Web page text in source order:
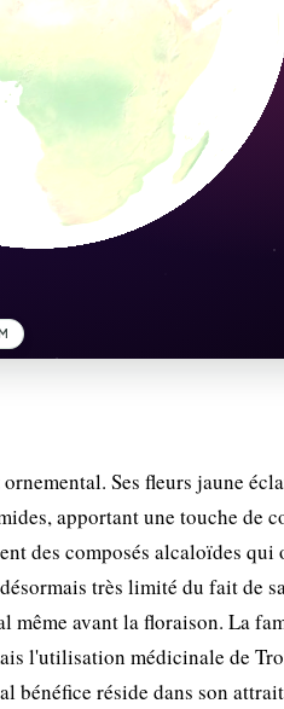
Ses fleurs jaune
apportant une touche de
des composés alcaloïdes
très limité du fait de
avant la floraison. La
l'utilisation médicinale de
bénéfice réside dans son